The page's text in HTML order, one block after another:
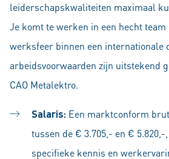
leiderschapskwaliteiten maximaal
Je komt te werken in een hecht
werksfeer binnen een internationale
arbeidsvoorwaarden zijn uitstekend
CAO Metalektro.
Salaris: Een marktconform
tussen de € 3.705,- en €
specifieke kennis en